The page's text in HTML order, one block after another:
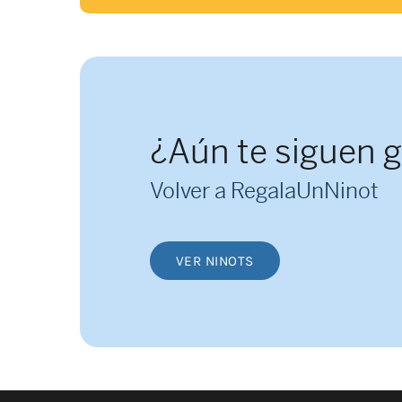
¿Aún te siguen
Volver a RegalaUnNinot
VER NINOTS